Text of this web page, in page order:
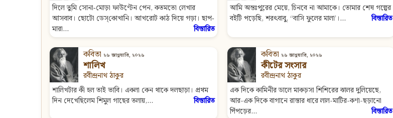
দিলে তুমি সোনা‐মোড়া ফাউণ্টেন পেন, কতমতো লেখার
আসবাব। ছোটো ডেস্‌‍কোখানি। আখরোট কাঠ দিয়ে গড়া। ছাপ‐
মারা...
বিস্তারিত
আমি অন্তঃপুরের মেয়ে, চিনবে না আমাকে। তোমার শেষ গল্পের
বইটি পড়েছি, শরৎবাবু, “বাসি ফুলের মালা’।...
বিস্তারিত
কবিতা ২৬ জানুয়ারি, ২০২৬
শালিখ
রবীন্দ্রনাথ ঠাকুর
শালিখটার কী হল তাই ভাবি। একলা কেন থাকে দলছাড়া। প্রথম
দিন দেখেছিলেম শিমুল গাছের তলায়,...
বিস্তারিত
কবিতা ২৬ জানুয়ারি, ২০২৬
কীটের সংসার
রবীন্দ্রনাথ ঠাকুর
এক দিকে কামিনীর ডালে মাকড়সা শিশিরের ঝালর দুলিয়েছে,
আর-এক দিকে বাগানে রাস্তার ধারে লাল-মাটির-কণা-ছড়ানো
পিঁপড়ের...
বিস্তারিত